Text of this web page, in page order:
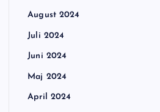
August 2024
Juli 2024
Juni 2024
Maj 2024
April 2024